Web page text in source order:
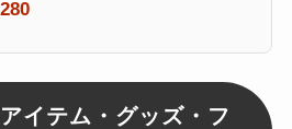
イテム・グッズ・フ